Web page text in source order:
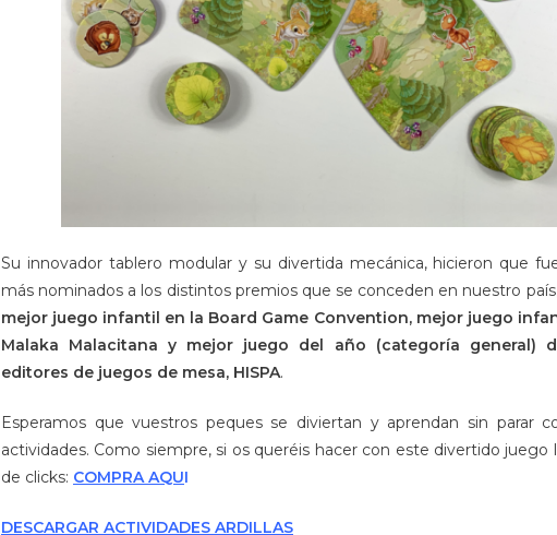
Su innovador tablero modular y su divertida mecánica, hicieron que
más nominados a los distintos premios que se conceden en nuestro
mejor juego infantil en la Board Game Convention, mejor juego
Malaka Malacitana y mejor juego del año (categoría general)
editores de juegos de mesa, HISPA.
Esperamos que vuestros peques se diviertan y aprendan sin parar
actividades. Como siempre, si os queréis hacer con este divertido juego
de clicks: COMPRA AQUI
DESCARGAR ACTIVIDADES ARDILLAS